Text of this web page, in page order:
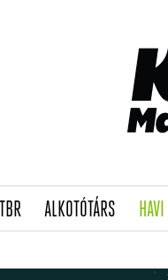
TBR(CURRENT)
ALKOTÓTÁRS